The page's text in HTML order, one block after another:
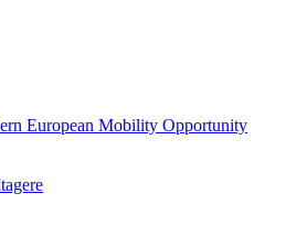
European Mobility Opportunity